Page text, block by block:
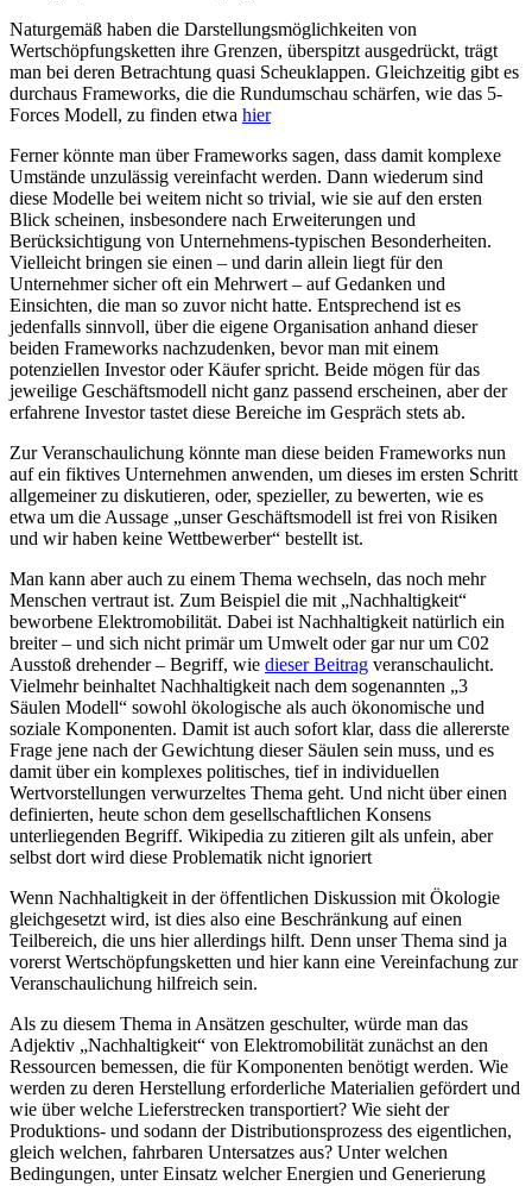
Naturgemäß haben die Darstellungsmöglichkeiten von
Wertschöpfungsketten ihre Grenzen, überspitzt ausgedrückt, trägt
man bei deren Betrachtung quasi Scheuklappen. Gleichzeitig gibt es
durchaus Frameworks, die die Rundumschau schärfen, wie das 5-
Forces Modell, zu finden etwa hier
Ferner könnte man über Frameworks sagen, dass damit komplexe
Umstände unzulässig vereinfacht werden. Dann wiederum sind
diese Modelle bei weitem nicht so trivial, wie sie auf den ersten
Blick scheinen, insbesondere nach Erweiterungen und
Berücksichtigung von Unternehmens-typischen Besonderheiten.
Vielleicht bringen sie einen – und darin allein liegt für den
Unternehmer sicher oft ein Mehrwert – auf Gedanken und
Einsichten, die man so zuvor nicht hatte. Entsprechend ist es
jedenfalls sinnvoll, über die eigene Organisation anhand dieser
beiden Frameworks nachzudenken, bevor man mit einem
potenziellen Investor oder Käufer spricht. Beide mögen für das
jeweilige Geschäftsmodell nicht ganz passend erscheinen, aber der
erfahrene Investor tastet diese Bereiche im Gespräch stets ab.
Zur Veranschaulichung könnte man diese beiden Frameworks nun
auf ein fiktives Unternehmen anwenden, um dieses im ersten Schritt
allgemeiner zu diskutieren, oder, spezieller, zu bewerten, wie es
etwa um die Aussage „unser Geschäftsmodell ist frei von Risiken
und wir haben keine Wettbewerber“ bestellt ist.
Man kann aber auch zu einem Thema wechseln, das noch mehr
Menschen vertraut ist. Zum Beispiel die mit „Nachhaltigkeit“
beworbene Elektromobilität. Dabei ist Nachhaltigkeit natürlich ein
breiter – und sich nicht primär um Umwelt oder gar nur um C02
Ausstoß drehender – Begriff, wie dieser Beitrag veranschaulicht.
Vielmehr beinhaltet Nachhaltigkeit nach dem sogenannten „3
Säulen Modell“ sowohl ökologische als auch ökonomische und
soziale Komponenten. Damit ist auch sofort klar, dass die allererste
Frage jene nach der Gewichtung dieser Säulen sein muss, und es
damit über ein komplexes politisches, tief in individuellen
Wertvorstellungen verwurzeltes Thema geht. Und nicht über einen
definierten, heute schon dem gesellschaftlichen Konsens
unterliegenden Begriff. Wikipedia zu zitieren gilt als unfein, aber
selbst dort wird diese Problematik nicht ignoriert
Wenn Nachhaltigkeit in der öffentlichen Diskussion mit Ökologie
gleichgesetzt wird, ist dies also eine Beschränkung auf einen
Teilbereich, die uns hier allerdings hilft. Denn unser Thema sind ja
vorerst Wertschöpfungsketten und hier kann eine Vereinfachung zur
Veranschaulichung hilfreich sein.
Als zu diesem Thema in Ansätzen geschulter, würde man das
Adjektiv „Nachhaltigkeit“ von Elektromobilität zunächst an den
Ressourcen bemessen, die für Komponenten benötigt werden. Wie
werden zu deren Herstellung erforderliche Materialien gefördert und
wie über welche Lieferstrecken transportiert? Wie sieht der
Produktions- und sodann der Distributionsprozess des eigentlichen,
gleich welchen, fahrbaren Untersatzes aus? Unter welchen
Bedingungen, unter Einsatz welcher Energien und Generierung